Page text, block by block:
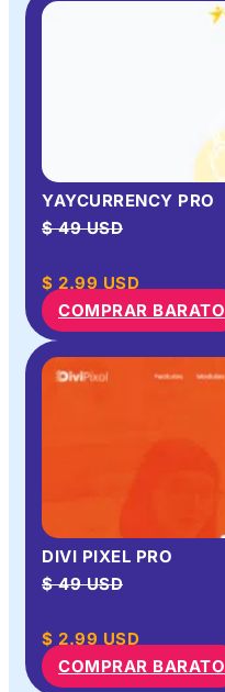
YAYCURRENCY PRO
$ 49 USD
$ 2.99 USD
COMPRAR BARATO
DIVI PIXEL PRO
$ 49 USD
$ 2.99 USD
COMPRAR BARATO